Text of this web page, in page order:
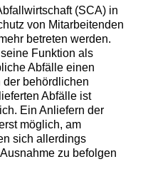
(SCA) in
von Mitarbeitenden
betreten werden.
Funktion als
Abfälle einen
der behördlichen
Abfälle ist
Ein Anliefern der
möglich, am
sich allerdings
zu befolgen